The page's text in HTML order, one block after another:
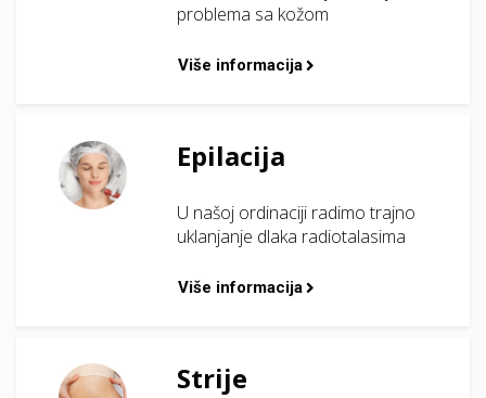
problema sa kožom
Više informacija
Epilacija
U našoj ordinaciji radimo trajno
uklanjanje dlaka radiotalasima
Više informacija
Strije